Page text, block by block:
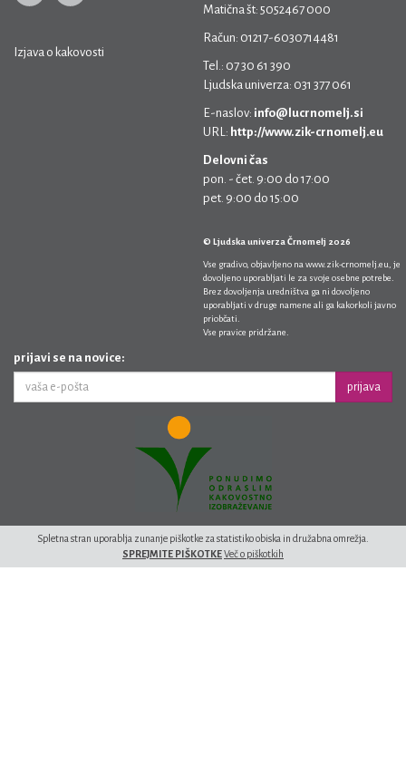
Izjava o kakovosti
Matična št: 5052467 000
Račun: 01217-6030714481
Tel.: 07 30 61 390
Ljudska univerza: 031 377 061
E-naslov: info@lucrnomelj.si
URL: http://www.zik-crnomelj.eu
Delovni čas
pon. - čet. 9:00 do 17:00
pet. 9:00 do 15:00
© Ljudska univerza Črnomelj 2026
Vse gradivo, objavljeno na www.zik-crnomelj.eu , je
dovoljeno uporabljati le za svoje osebne potrebe.
Brez dovoljenja uredništva ga ni dovoljeno
uporabljati v druge namene ali ga kakorkoli javno
priobčati.
Vse pravice pridržane.
prijavi se na novice:
prijava
Spletna stran uporablja zunanje piškotke za statistiko obiska in družabna omrežja.
SPREJMITE PIŠKOTKEVeč o piškotkih